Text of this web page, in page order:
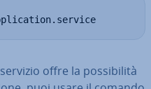
offre la pos­si­bi­li­tà